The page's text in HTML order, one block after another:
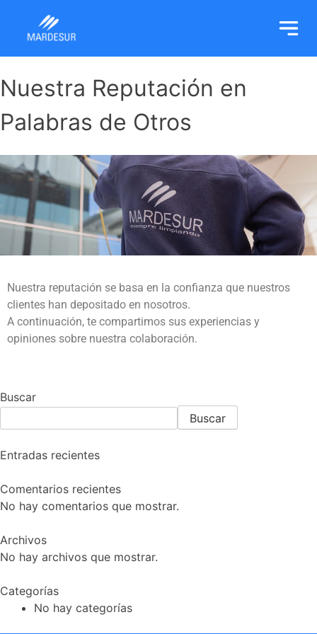
Nuestra Reputación en
Palabras de Otros
Nuestra reputación se basa en la confianza que nuestros
clientes han depositado en nosotros.
A continuación, te compartimos sus experiencias y
opiniones sobre nuestra colaboración.
Buscar
Buscar
Entradas recientes
Comentarios recientes
No hay comentarios que mostrar.
Archivos
No hay archivos que mostrar.
Categorías
No hay categorías